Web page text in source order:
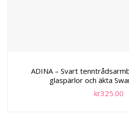
ADINA – Svart
glaspärlor och äkta
kr325.00